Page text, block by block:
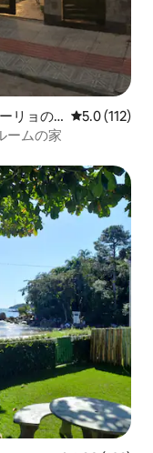
リョの
レビュー112
5.0 (112)
ームの家